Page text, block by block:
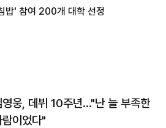
밥' 참여 200개 대학 선정
영웅, 데뷔 10주년…"난 늘 부족한
람이었다"